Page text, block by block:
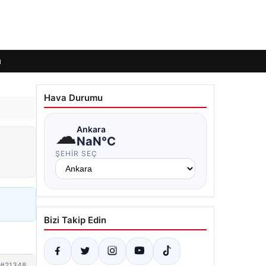
Hava Durumu
☁Ankara
NaN°C
ŞEHIR SEÇ
Bizi Takip Edin